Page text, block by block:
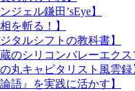
ジェル鎌田’sEye】
を斬る！】
タルシフトの教科書】
のシリコンバレーエクス
丸キャピタリスト風雲録
語』を実践に活かす】